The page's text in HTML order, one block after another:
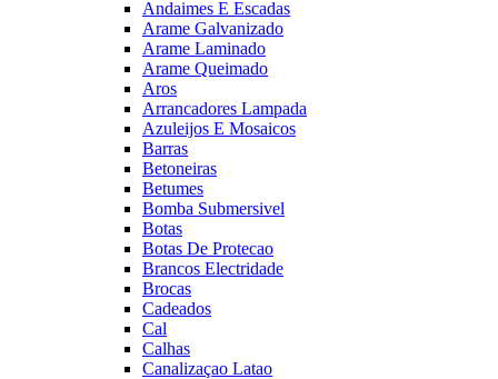
Andaimes E Escadas
Arame Galvanizado
Arame Laminado
Arame Queimado
Aros
Arrancadores Lampada
Azuleijos E Mosaicos
Barras
Betoneiras
Betumes
Bomba Submersivel
Botas
Botas De Protecao
Brancos Electridade
Brocas
Cadeados
Cal
Calhas
Canalizaçao Latao